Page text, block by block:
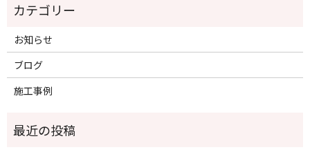
お知らせ
ブログ
施工事例